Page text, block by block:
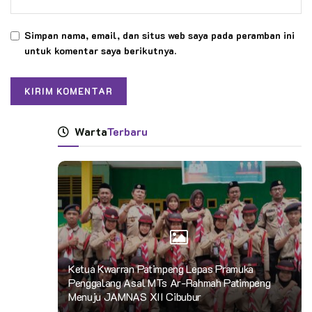
tertarik membelinya. Pikirkan tentang faktor-faktor berikut:
Usia
Jenis kelamin
Tingkat Pendidikan
Status di keluarga
Pendidikan
Faktor psikografis seperti minat dan gaya hidup dapat menjadi
poin tambahan yang bisa digunakan untuk menentukan target
Kemudian untuk mencari tahu mengenai kompetitor, gunakan
SWOT analysis. Pahami apa saja kelebihan mereka yang bisa
Simpan nama, email, dan situs web saya pada peramban ini
untuk komentar saya berikutnya.
WartaTerbaru
Ketua Kwarran Patimpeng Lepas Pramuka
Penggalang Asal MTs Ar-Rahmah Patimpeng
Menuju JAMNAS XII Cibubur